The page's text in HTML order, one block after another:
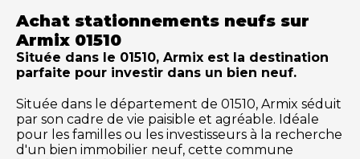
Achat stationnements neufs sur
Armix 01510
Située dans le 01510, Armix est la destination
parfaite pour investir dans un bien neuf.
Située dans le département de 01510, Armix séduit
par son cadre de vie paisible et agréable. Idéale
pour les familles ou les investisseurs à la recherche
d'un bien immobilier neuf, cette commune